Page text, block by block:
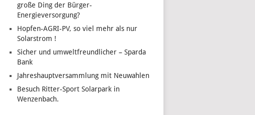
große Ding der Bürger-
Energieversorgung?
Hopfen-AGRI-PV, so viel mehr als nur
Solarstrom !
Sicher und umweltfreundlicher – Sparda
Bank
Jahreshauptversammlung mit Neuwahlen
Besuch Ritter-Sport Solarpark in
Wenzenbach.